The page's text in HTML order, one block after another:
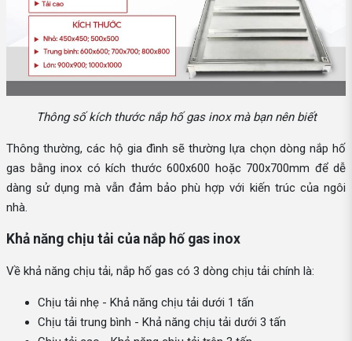
Thông số kích thước nắp hố gas inox mà bạn nên biết
Thông thường, các hộ gia đình sẽ thường lựa chọn dòng nắp hố
gas bằng inox có kích thước 600x600 hoặc 700x700mm để dễ
dàng sử dụng mà vẫn đảm bảo phù hợp với kiến trúc của ngôi
nhà.
Khả năng chịu tải của nắp hố gas inox
Về khả năng chịu tải, nắp hố gas có 3 dòng chịu tải chính là:
Chịu tải nhẹ - Khả năng chịu tải dưới 1 tấn
Chịu tải trung bình - Khả năng chịu tải dưới 3 tấn